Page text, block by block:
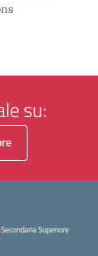
su:
Superiore